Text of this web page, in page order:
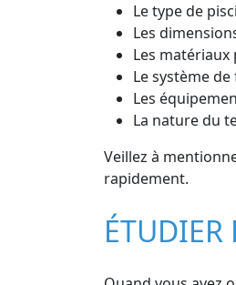
Le type de
Les
Les
Le système
Les
La nature du
Veillez à
rapidement.
ÉTUDIER